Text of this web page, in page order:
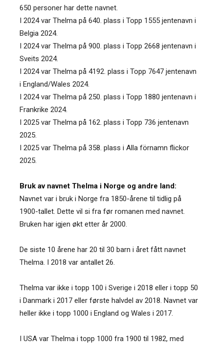
650 personer har dette navnet.
I 2024 var Thelma på 640. plass i Topp 1555 jentenavn i
Belgia 2024.
I 2024 var Thelma på 900. plass i Topp 2668 jentenavn i
Sveits 2024.
I 2024 var Thelma på 4192. plass i Topp 7647 jentenavn
i England/Wales 2024.
I 2024 var Thelma på 250. plass i Topp 1880 jentenavn i
Frankrike 2024.
I 2025 var Thelma på 162. plass i Topp 736 jentenavn
2025.
I 2025 var Thelma på 358. plass i Alla förnamn flickor
2025.
Bruk av navnet Thelma i Norge og andre land:
Navnet var i bruk i Norge fra 1850-årene til tidlig på
1900-tallet. Dette vil si fra før romanen med navnet.
Bruken har igjen økt etter år 2000.
De siste 10 årene har 20 til 30 barn i året fått navnet
Thelma. I 2018 var antallet 26.
Thelma var ikke i topp 100 i Sverige i 2018 eller i topp 50
i Danmark i 2017 eller første halvdel av 2018. Navnet var
heller ikke i topp 1000 i England og Wales i 2017.
I USA var Thelma i topp 1000 fra 1900 til 1982, med